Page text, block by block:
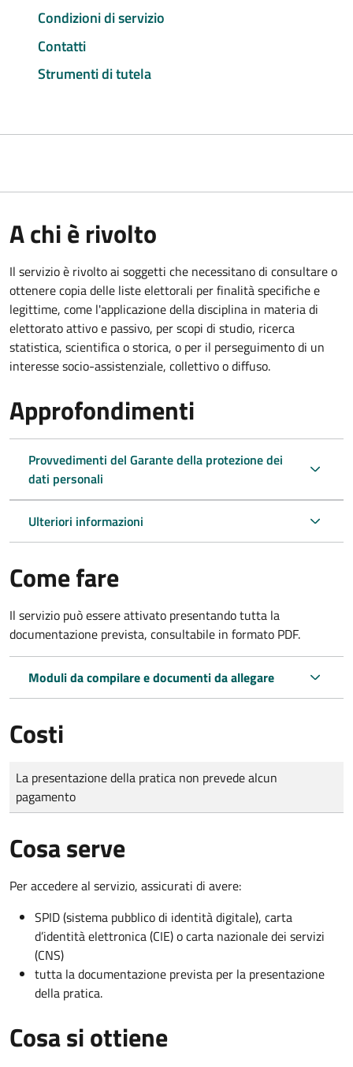
Condizioni di servizio
Contatti
Strumenti di tutela
A chi è rivolto
Il servizio è rivolto ai soggetti che necessitano di consultare o
ottenere copia delle liste elettorali per finalità specifiche e
legittime, come l'applicazione della disciplina in materia di
elettorato attivo e passivo, per scopi di studio, ricerca
statistica, scientifica o storica, o per il perseguimento di un
interesse socio-assistenziale, collettivo o diffuso.
Approfondimenti
Provvedimenti del Garante della protezione dei
dati personali
Ulteriori informazioni
Come fare
Il servizio può essere attivato presentando tutta la
documentazione prevista, consultabile in formato PDF.
Moduli da compilare e documenti da allegare
Costi
Tipo di pagamento
Importo
La presentazione della pratica non prevede alcun
pagamento
Cosa serve
Per accedere al servizio, assicurati di avere:
SPID (sistema pubblico di identità digitale), carta
d’identità elettronica (CIE) o carta nazionale dei servizi
(CNS)
tutta la documentazione prevista per la presentazione
della pratica.
Cosa si ottiene